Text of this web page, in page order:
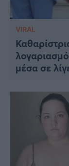
VIRAL
μέσα σε